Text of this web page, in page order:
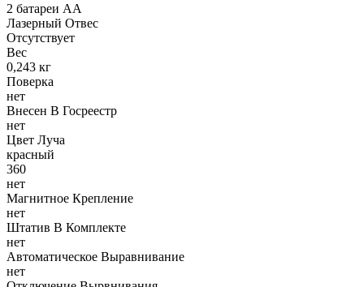
2 батареи АА
Лазерный Отвес
Отсутствует
Вес
0,243 кг
Поверка
нет
Внесен В Госреестр
нет
Цвет Луча
красный
360
нет
Магнитное Крепление
нет
Штатив В Комплекте
нет
Автоматическое Выравнивание
нет